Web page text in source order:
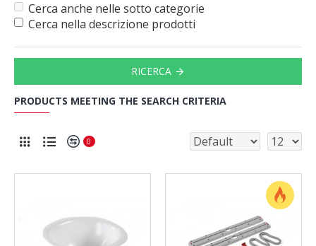
Cerca anche nelle sotto categorie
Cerca nella descrizione prodotti
RICERCA
PRODUCTS MEETING THE SEARCH CRITERIA
0